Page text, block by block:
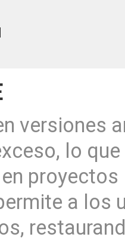
versiones
lo
a